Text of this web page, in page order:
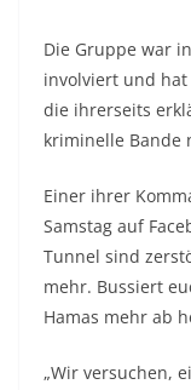
Die Gruppe war
involviert und
die ihrerseits
kriminelle Bande
Einer ihrer
Samstag auf
Tunnel sind
mehr. Bussiert
Hamas mehr ab
„Wir versuchen,